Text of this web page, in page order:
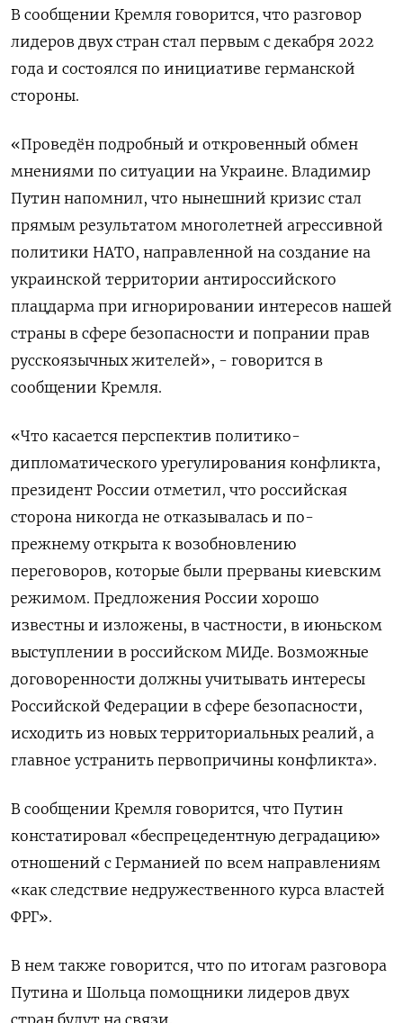
В сообщении Кремля говорится, что разговор
лидеров двух стран стал первым с декабря 2022
года и состоялся по инициативе германской
стороны.
«Проведён подробный и откровенный обмен
мнениями по ситуации на Украине. Владимир
Путин напомнил, что нынешний кризис стал
прямым результатом многолетней агрессивной
политики НАТО, направленной на создание на
украинской территории антироссийского
плацдарма при игнорировании интересов нашей
страны в сфере безопасности и попрании прав
русскоязычных жителей», - говорится в
сообщении Кремля.
«Что касается перспектив политико-
дипломатического урегулирования конфликта,
президент России отметил, что российская
сторона никогда не отказывалась и по-
прежнему открыта к возобновлению
переговоров, которые были прерваны киевским
режимом. Предложения России хорошо
известны и изложены, в частности, в июньском
выступлении в российском МИДе. Возможные
договоренности должны учитывать интересы
Российской Федерации в сфере безопасности,
исходить из новых территориальных реалий, а
главное устранить первопричины конфликта».
В сообщении Кремля говорится, что Путин
констатировал «беспрецедентную деградацию»
отношений с Германией по всем направлениям
«как следствие недружественного курса властей
ФРГ».
В нем также говорится, что по итогам разговора
Путина и Шольца помощники лидеров двух